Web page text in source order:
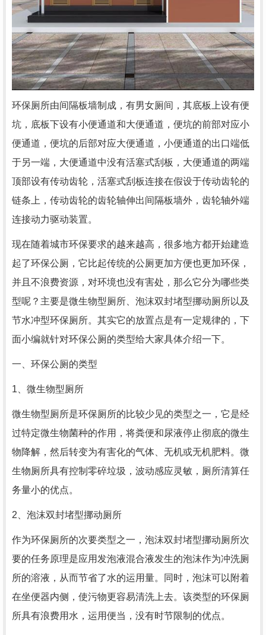
环保厕所由间隔板墙制成，有男女厕间，其底板上设有便
坑，底板下设有小便通道和大便通道，便坑的前部对应小
便通道，便坑的后部对应大便通道，小便通道的出口端低
于另一端，大便通道中没有活塞式刮板，大便通道的两端
顶部设有传动齿轮，活塞式刮板连接在假设于传动齿轮的
链条上，传动齿轮的齿轮轴伸出间隔板墙外，齿轮轴外端
连接动力驱动装置。
现在随着城市环保要求的越来越高，很多地方都开始建造
起了环保公厕，它比起传统的公厕更加方便也更加环保，
并且不浪费资源，对环境也没有害处，那么它分为哪些类
型呢？主要是微生物型厕所、泡沫双封堵型挪动厕所以及
节水冲型环保厕所。其实它的放置点是有一定规律的，下
面小编就针对环保公厕的类型给大家具体介绍一下。
一、环保公厕的类型
1、微生物型厕所
微生物型厕所是环保厕所的比较少见的类型之一，它是经
过特定微生物菌种的作用，将粪便和尿液停止彻底的微生
物降解，然后转变为有害化的气体、无机或无机肥料。微
生物厕所具有控制零碎垃圾，波动感应灵敏，厕所清算任
务量小的优点。
2、泡沫双封堵型挪动厕所
作为环保厕所的次要类型之一，泡沫双封堵型挪动厕所次
要的任务原理是应用发泡液混合液发生的泡沫作为冲洗厕
所的溶液，从而节省了水的运用量。同时，泡沫可以附着
在坐便器内侧，使污物更容易清洗上去。该类型的环保厕
所具有浪费用水，运用便当，没有时节限制的优点。